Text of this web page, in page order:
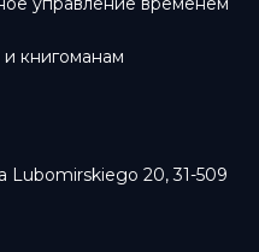
книгоманам
Lubomirskiego 20, 31-509